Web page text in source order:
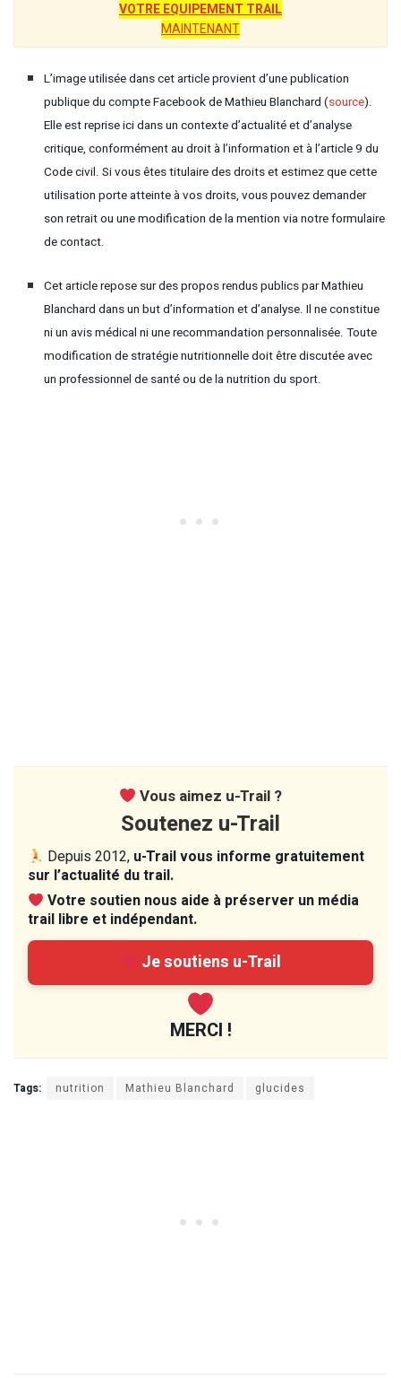
VOTRE EQUIPEMENT TRAIL
MAINTENANT
L’image utilisée dans cet article provient d’une publication
publique du compte Facebook de Mathieu Blanchard (source).
Elle est reprise ici dans un contexte d’actualité et d’analyse
critique, conformément au droit à l’information et à l’article 9 du
Code civil. Si vous êtes titulaire des droits et estimez que cette
utilisation porte atteinte à vos droits, vous pouvez demander
son retrait ou une modification de la mention via notre formulaire
de contact.
Cet article repose sur des propos rendus publics par Mathieu
Blanchard dans un but d’information et d’analyse. Il ne constitue
ni un avis médical ni une recommandation personnalisée. Toute
modification de stratégie nutritionnelle doit être discutée avec
un professionnel de santé ou de la nutrition du sport.
Vous aimez u-Trail ?
Soutenez u-Trail
Depuis 2012, u-Trail vous informe gratuitement
sur l’actualité du trail.
Votre soutien nous aide à préserver un média
trail libre et indépendant.
Je soutiens u-Trail
MERCI !
Tags: nutrition Mathieu Blanchard glucides